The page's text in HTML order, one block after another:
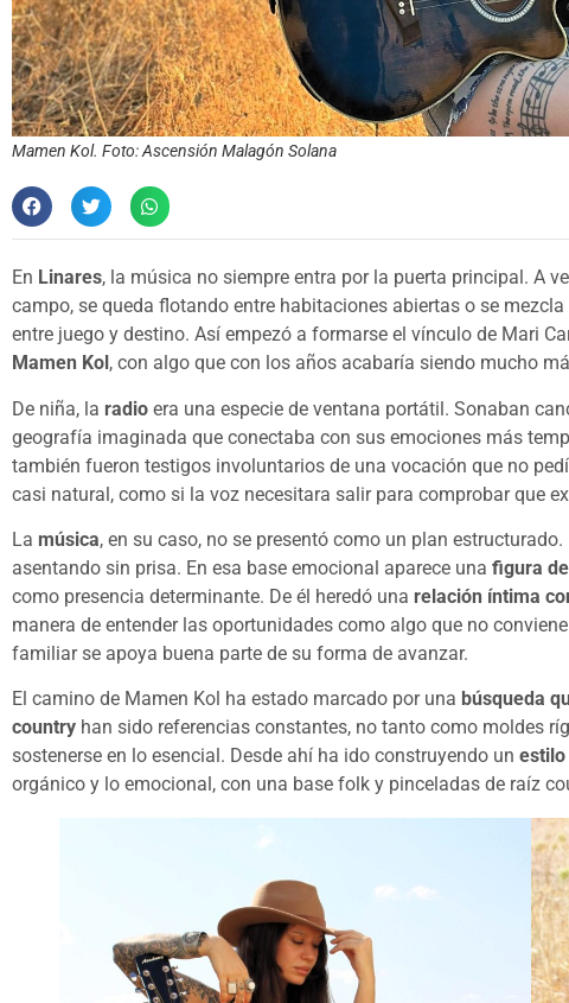
Mamen Kol. Foto: Ascensión Malagón Solana
En Linares, la música no siempre entra por la puerta principal. A
campo, se queda flotando entre habitaciones abiertas o se
entre juego y destino. Así empezó a formarse el vínculo de Mari
Mamen Kol, con algo que con los años acabaría siendo mucho
De niña, la radio era una especie de ventana portátil. Sonaban
geografía imaginada que conectaba con sus emociones más
también fueron testigos involuntarios de una vocación que no
casi natural, como si la voz necesitara salir para comprobar que
La música, en su caso, no se presentó como un plan
asentando sin prisa. En esa base emocional aparece una figura
como presencia determinante. De él heredó una relación íntima
manera de entender las oportunidades como algo que no
familiar se apoya buena parte de su forma de avanzar.
El camino de Mamen Kol ha estado marcado por una búsqueda
country han sido referencias constantes, no tanto como moldes
sostenerse en lo esencial. Desde ahí ha ido construyendo un
orgánico y lo emocional, con una base folk y pinceladas de raíz